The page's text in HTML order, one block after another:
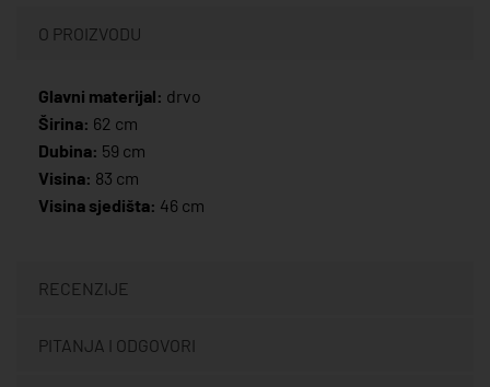
O PROIZVODU
Glavni materijal: drvo
Širina: 62 cm
Dubina: 59 cm
Visina: 83 cm
Visina sjedišta: 46 cm
RECENZIJE
PITANJA I ODGOVORI